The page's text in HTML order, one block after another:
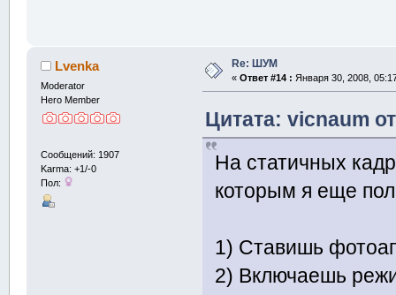
Lvenka
Moderator
Hero Member
Сообщений: 1907
Karma: +1/-0
Пол:
Re: ШУМ
« Ответ #14 : Января 30, 2008,
Цитата: vicnaum
На статичных
которым я еще
1) Ставишь
2) Включаешь